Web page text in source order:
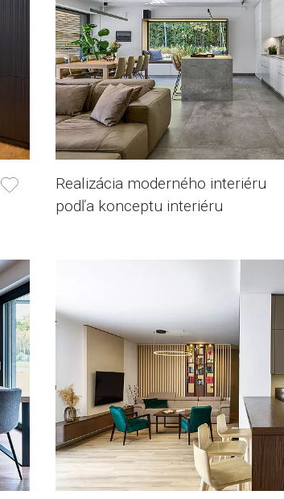
Realizácia moderného interiéru
podľa konceptu interiéru